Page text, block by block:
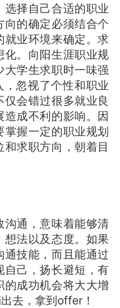
择自己合适的职业
的确定必须结合个
就业环境来确定。求
化。向阳生涯职业规
学生求职时一味强
忽视了个性和职业
会错过很多就业良
成不利的影响。因
握一定的职业规划
求职方向，朝着目
通，意味着能够清
法以及态度。如果
技能，而且能通过
自己，扬长避短，有
成功机会将大大增
去，拿到offer！